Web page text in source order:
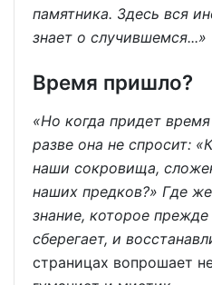
памятника. Здесь вся
знает о случившемся...»
Время пришло?
«Но когда придет
разве она не спросит:
наши сокровища,
наших предков?» Где
знание, которое
сберегает, и
страницах вопрошает